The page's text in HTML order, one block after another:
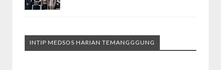
INTIP MEDSOS HARIAN TEMANGGGUNG